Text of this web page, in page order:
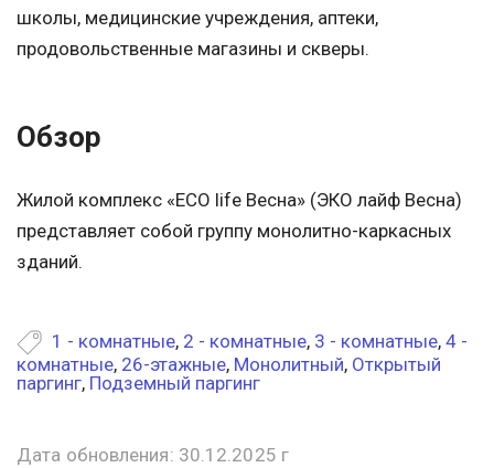
школы, медицинские учреждения, аптеки,
продовольственные магазины и скверы.
Обзор
Жилой комплекс «ECO life Весна» (ЭКО лайф Весна)
представляет собой группу монолитно-каркасных
зданий.
1 - комнатные, 2 - комнатные, 3 - комнатные, 4 -
комнатные, 26-этажные, Монолитный, Открытый
паргинг, Подземный паргинг
Дата обновления: 30.12.2025 г